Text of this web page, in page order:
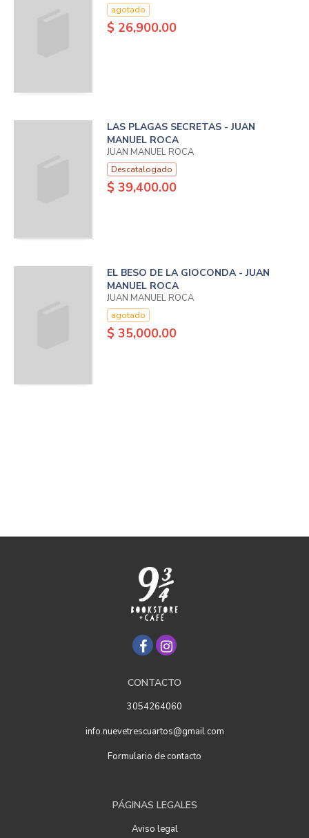
agotado
$ 26,900.00
LAS PLAGAS SECRETAS - JUAN
MANUEL ROCA
JUAN MANUEL ROCA
Descatalogado
$ 39,400.00
EL BESO DE LA GIOCONDA - JUAN
MANUEL ROCA
JUAN MANUEL ROCA
agotado
$ 35,000.00
CONTACTO
3054264060
info.nuevetrescuartos@gmail.com
Formulario de contacto
PÁGINAS LEGALES
Aviso legal